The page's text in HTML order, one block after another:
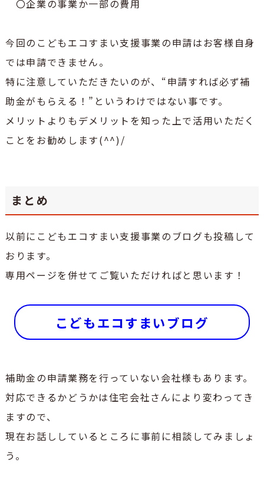
〇企業の事業か一部の費用
今回のこどもエコすまい支援事業の申請はお客様自身
では申請できません。
特に注意していただきたいのが、“申請すれば必ず補
助金がもらえる！”というわけではない事です。
メリットよりもデメリットを知った上で活用いただく
ことをお勧めします(^^)/
まとめ
以前にこどもエコすまい支援事業のブログも投稿して
おります。
専用ページを併せてご覧いただければと思います！
こどもエコすまいブログ
補助金の申請業務を行っていない会社様もあります。
対応できるかどうかは住宅会社さんにより変わってき
ますので、
現在お話ししているところに事前に相談してみましょ
う。